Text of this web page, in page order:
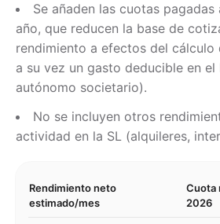
Se añaden las cuotas pagadas
año, que reducen la base de
rendimiento a efectos del cálculo
a su vez un gasto deducible en el
autónomo societario).
No se incluyen otros
actividad en la SL (alquileres,
Rendimiento neto
estimado/mes
Cuota
2026